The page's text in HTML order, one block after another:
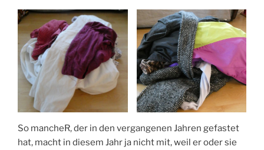
So mancheR, der in den vergangenen Jahren gefastet
hat, macht in diesem Jahr ja nicht mit, weil er oder sie